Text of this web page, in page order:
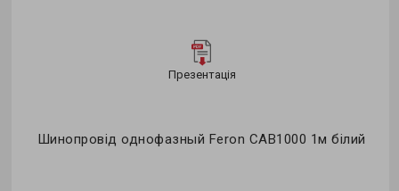
Презентація
Шинопровід однофазный Feron CAB1000 1м білий